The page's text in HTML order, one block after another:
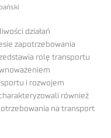
działań
zapotrzebowania
rolę transportu
i rozwojem
również
na transport